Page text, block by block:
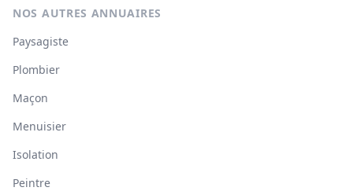
NOS AUTRES ANNUAIRES
Paysagiste
Plombier
Maçon
Menuisier
Isolation
Peintre